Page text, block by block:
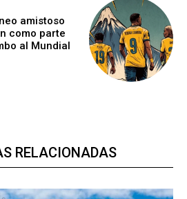
amistoso
como parte
al Mundial
RELACIONADAS